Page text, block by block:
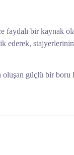
faydalı bir kaynak
ederek,
güçlü bir